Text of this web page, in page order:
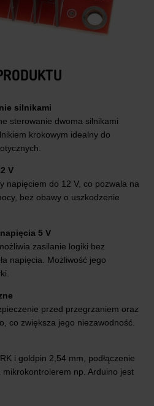
silnikami
sterowanie dwoma silnikami
krokowym idealny do
V
napięciem do 12 V, co pozwala na
bez obawy o uszkodzenie
5 V
zasilanie logiki bez
napięcia. Możliwość jego
przed przegrzaniem oraz
co zwiększa jego niezawodność.
i goldpin 2,54 mm, podłączenie
np. Arduino jest